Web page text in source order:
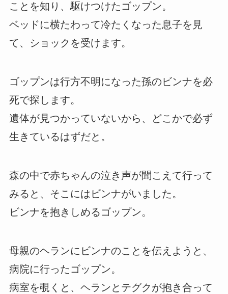
ことを知り、駆けつけたゴップン。
ベッドに横たわって冷たくなった息子を見
て、ショックを受けます。
ゴップンは行方不明になった孫のビンナを必
死で探します。
遺体が見つかっていないから、どこかで必ず
生きているはずだと。
森の中で赤ちゃんの泣き声が聞こえて行って
みると、そこにはビンナがいました。
ビンナを抱きしめるゴップン。
母親のヘランにビンナのことを伝えようと、
病院に行ったゴップン。
病室を覗くと、ヘランとテグクが抱き合って